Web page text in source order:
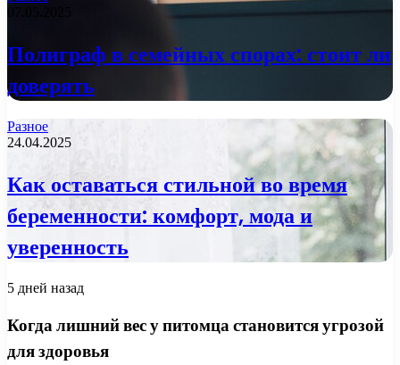
07.05.2025
Полиграф в семейных спорах: стоит ли
доверять
Разное
24.04.2025
Как оставаться стильной во время
беременности: комфорт, мода и
уверенность
5 дней назад
Когда лишний вес у питомца становится угрозой
для здоровья